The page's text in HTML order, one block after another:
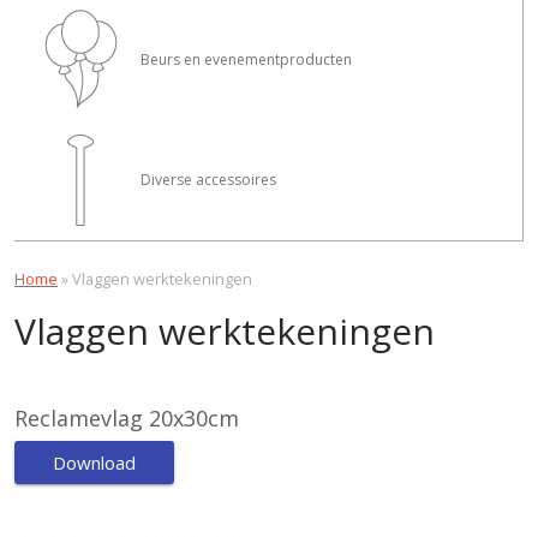
Beurs en evenementproducten
Diverse accessoires
Home »Vlaggen werktekeningen
Vlaggen werktekeningen
Reclamevlag 20x30cm
Download